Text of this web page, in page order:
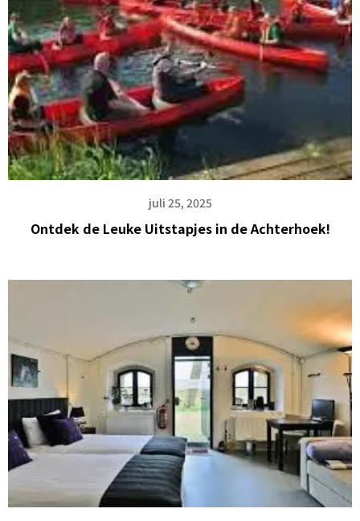
juli 25, 2025
Ontdek de Leuke Uitstapjes in de Achterhoek!